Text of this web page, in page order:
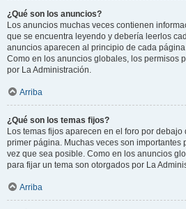
¿Qué son los anuncios?
Los anuncios muchas veces contienen
que se encuentra leyendo y debería leerlos
anuncios aparecen al principio de cada
Como en los anuncios globales, los permisos
por La Administración.
Arriba
¿Qué son los temas fijos?
Los temas fijos aparecen en el foro por
primer página. Muchas veces son
vez que sea posible. Como en los anuncios
para fijar un tema son otorgados por La
Arriba